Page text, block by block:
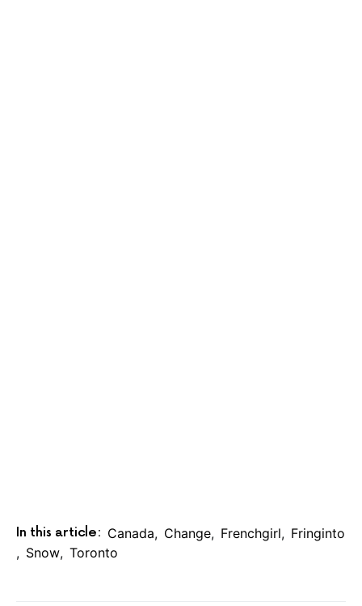
In this article: Canada, Change, Frenchgirl, Fringinto
, Snow, Toronto